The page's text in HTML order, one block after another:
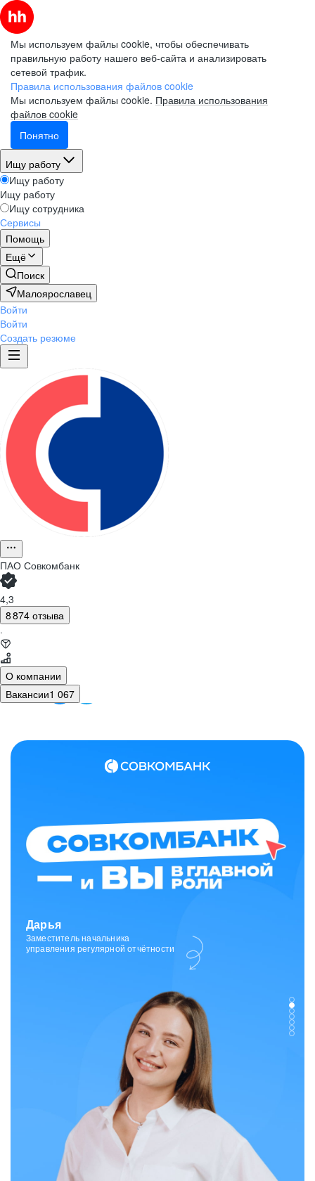
Мы используем файлы cookie, чтобы обеспечивать
правильную работу нашего веб-сайта и анализировать
сетевой трафик.
Правила использования файлов cookie
Мы используем файлы cookie. Правила использования
файлов cookie
Понятно
Ищу работу
Ищу работу
Ищу работу
Ищу сотрудника
Сервисы
Помощь
Ещё
Поиск
Малоярославец
Войти
Войти
Создать резюме
ПАО Совкомбанк
4,3
8 874 отзыва
·
О компании
Вакансии1 067
Зарина
Ведущий специалист
отдела исходящих коммуникаций